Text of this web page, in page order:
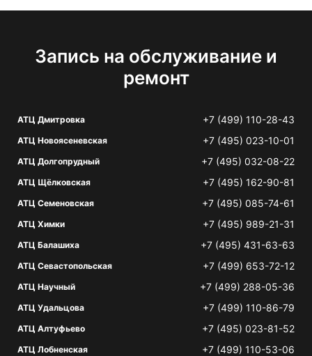
Запись на обслуживание и
ремонт
АТЦ Дмитровка +7 (499) 110-28-43
АТЦ Новоясеневская +7 (495) 023-10-01
АТЦ Долгопрудный +7 (495) 032-08-22
АТЦ Щёлковская +7 (495) 162-90-81
АТЦ Семеновская +7 (495) 085-74-61
АТЦ Химки +7 (495) 989-21-31
АТЦ Балашиха +7 (495) 431-63-63
АТЦ Севастопольская +7 (499) 653-72-12
АТЦ Научный +7 (499) 288-05-36
АТЦ Удальцова +7 (499) 110-86-79
АТЦ Алтуфьево +7 (495) 023-81-52
АТЦ Лобненская +7 (499) 110-53-06